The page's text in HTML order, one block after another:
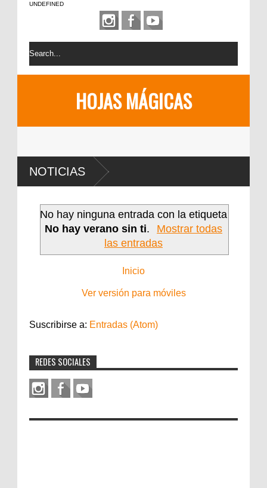
UNDEFINED
HOJAS MÁGICAS
NOTICIAS
No hay ninguna entrada con la etiqueta
No hay verano sin ti.
Mostrar todas
las entradas
Inicio
Ver versión para móviles
Suscribirse a: Entradas (Atom)
REDES SOCIALES